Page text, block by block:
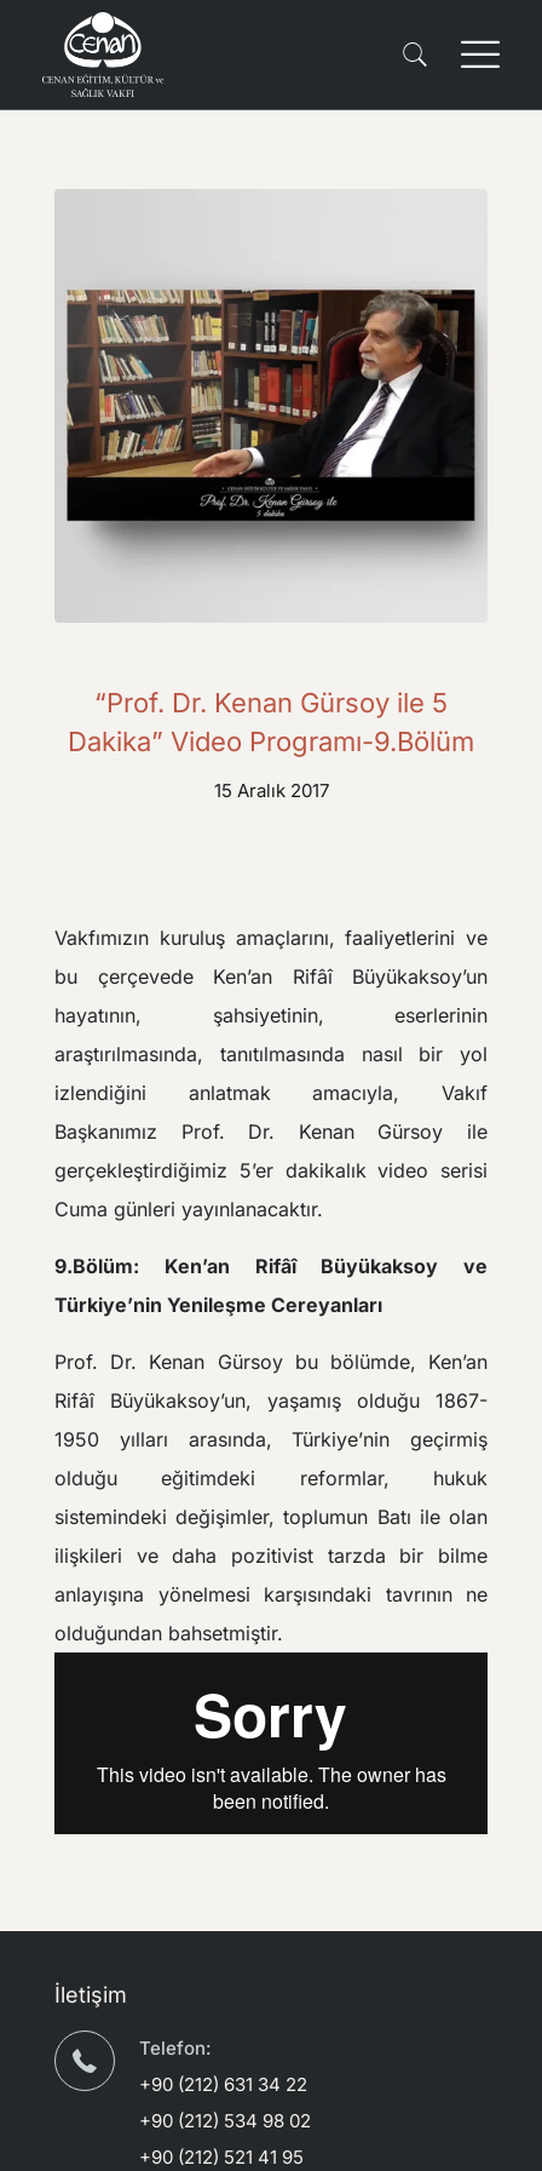
“Prof. Dr. Kenan Gürsoy ile 5
Dakika” Video Programı-9.Bölüm
15 Aralık 2017
Vakfımızın kuruluş amaçlarını, faaliyetlerini ve
bu çerçevede Ken’an Rifâî Büyükaksoy’un
hayatının, şahsiyetinin, eserlerinin
araştırılmasında, tanıtılmasında nasıl bir yol
izlendiğini anlatmak amacıyla, Vakıf
Başkanımız Prof. Dr. Kenan Gürsoy ile
gerçekleştirdiğimiz 5’er dakikalık video serisi
Cuma günleri yayınlanacaktır.
9.Bölüm: Ken’an Rifâî Büyükaksoy ve
Türkiye’nin Yenileşme Cereyanları
Prof. Dr. Kenan Gürsoy bu bölümde, Ken’an
Rifâî Büyükaksoy’un, yaşamış olduğu 1867-
1950 yılları arasında, Türkiye’nin geçirmiş
olduğu eğitimdeki reformlar, hukuk
sistemindeki değişimler, toplumun Batı ile olan
ilişkileri ve daha pozitivist tarzda bir bilme
anlayışına yönelmesi karşısındaki tavrının ne
olduğundan bahsetmiştir.
İletişim
Telefon:
+90 (212) 631 34 22
+90 (212) 534 98 02
+90 (212) 521 41 95